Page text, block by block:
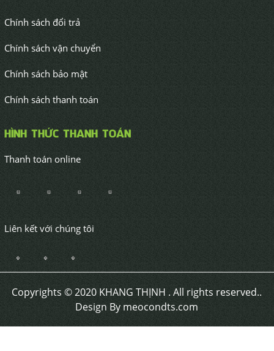
Chính sách đổi trả
Chính sách vận chuyển
Chính sách bảo mật
Chính sách thanh toán
HÌNH THỨC THANH TOÁN
Thanh toán online
Liên kết với chúng tôi
Copyrights © 2020 KHANG THỊNH . All rights reserved..
Design By meocondts.com